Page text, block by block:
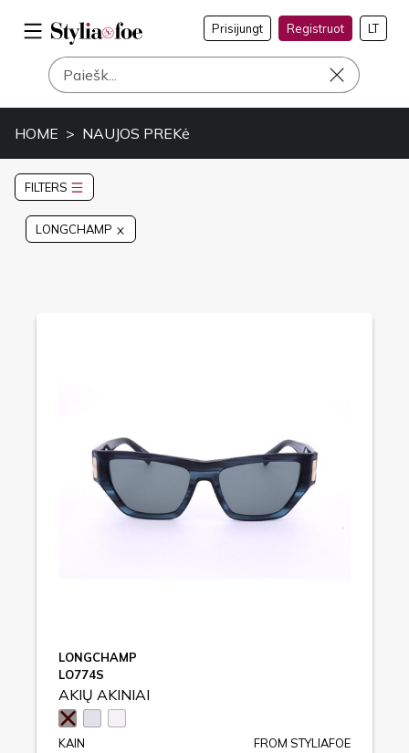
Prisijungt Registruot LT
HOME NAUJOS PREKė
FILTERS
LONGCHAMP
LONGCHAMP
LO774S
AKIŲ AKINIAI
KAIN FROM STYLIAFOE